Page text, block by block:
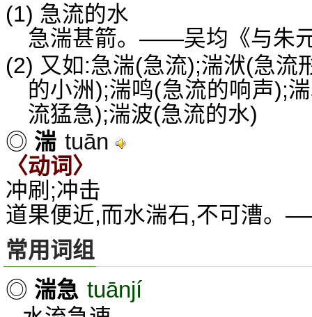
(1) 急流的水
急湍甚箭。——吴均《与朱
(2) 又如:急湍(急流);湍洑(急流
的小洲);湍鸣(急流的响声);
流猛急);湍波(急流的水)
◎ 湍 tuān
〈动词〉
冲刷;冲击
道果便近,而水湍石,不可漕。
常用词组
◎ 湍急 tuānjí